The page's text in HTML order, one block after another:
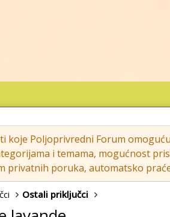
koje Poljoprivredni Forum
i temama, mogućnost
privatnih poruka, automatsko
Ostali priključci